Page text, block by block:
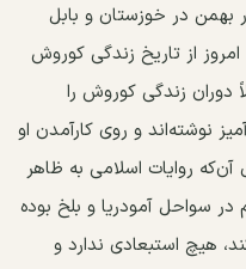
بهمن در خوزستان و بابل
امروز از تاریخ زندگی کوروش
دوران زندگی کوروش را
نوشته‌اند و روی کارآمدن او
روایات اسلامی به ظاهر
سواحل آمودریا و بلخ بوده
هیچ استبعادی ندارد و